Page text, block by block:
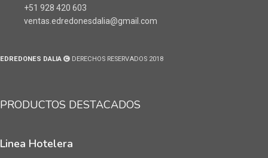
+51 928 420 603
ventas.edredonesdalia@gmail.com
EDREDONES DALIA DERECHOS RESERVADOS 2018
PRODUCTOS DESTACADOS
Linea Hotelera